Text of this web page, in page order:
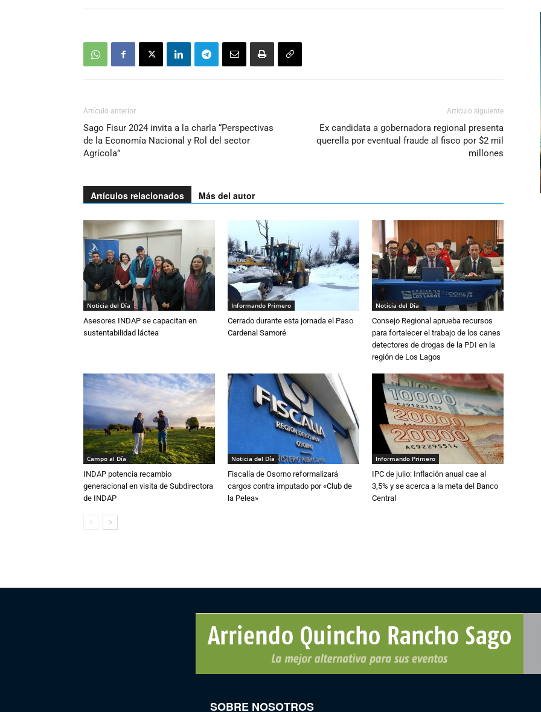
Artículo anterior
Sago Fisur 2024 invita a la charla “Perspectivas
de la Economía Nacional y Rol del sector
Agrícola”
Artículo siguiente
Ex candidata a gobernadora regional presenta
querella por eventual fraude al fisco por $2 mil
millones
Artículos relacionados Más del autor
Noticia del Día
Asesores INDAP se capacitan en
sustentabilidad láctea
Informando Primero
Cerrado durante esta jornada el Paso
Cardenal Samoré
Noticia del Día
Consejo Regional aprueba recursos
para fortalecer el trabajo de los canes
detectores de drogas de la PDI en la
región de Los Lagos
Campo al Día
INDAP potencia recambio
generacional en visita de Subdirectora
de INDAP
Noticia del Día
Fiscalía de Osorno reformalizará
cargos contra imputado por «Club de
la Pelea»
Informando Primero
IPC de julio: Inflación anual cae al
3,5% y se acerca a la meta del Banco
Central
SOBRE NOSOTROS